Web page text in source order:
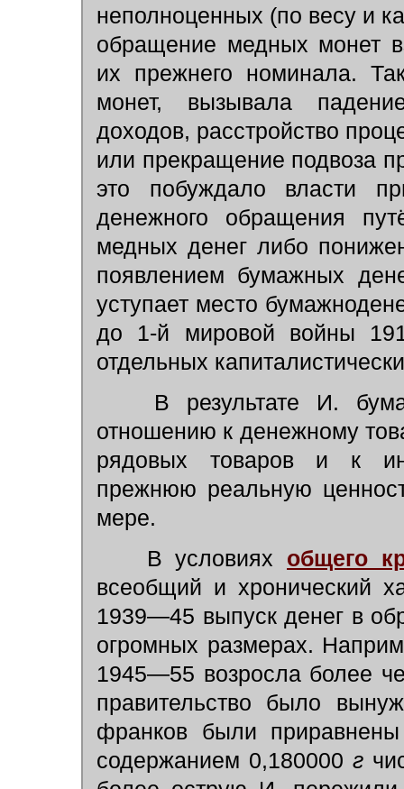
неполноценных (по весу и
обращение медных монет
их прежнего номинала.
монет, вызывала
доходов, расстройство
или прекращение подвоза
это побуждало власти
денежного обращения
медных денег либо
появлением бумажных
уступает место
до 1-й мировой войны
отдельных
В результате И.
отношению к денежному
рядовых товаров и к
прежнюю реальную
мере.
В условиях общего
всеобщий и хронический
1939—45 выпуск денег в
огромных размерах.
1945—55 возросла более
правительство было
франков были
содержанием 0,180000г